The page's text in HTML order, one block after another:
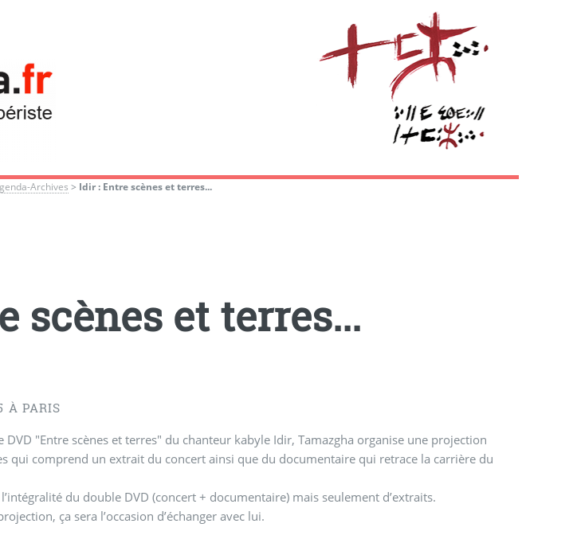
Archives > Idir : Entre scènes et terres...
scènes et terres...
À PARIS
DVD "Entre scènes et terres" du chanteur kabyle Idir, Tamazgha organise une projection
qui comprend un extrait du concert ainsi que du documentaire qui retrace la carrière du
du double DVD (concert + documentaire) mais seulement d’extraits.
ça sera l’occasion d’échanger avec lui.